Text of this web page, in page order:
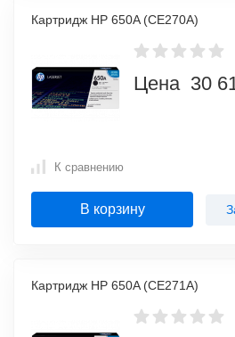
Картридж HP 650A (CE270A)
Цена 30
К сравнению
В корзину
Картридж HP 650A (CE271A)